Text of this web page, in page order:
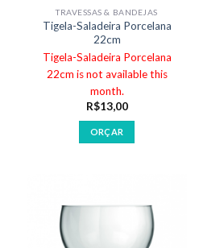
TRAVESSAS & BANDEJAS
Tigela-Saladeira Porcelana
22cm
Tigela-Saladeira Porcelana
22cm is not available this
month.
R$13,00
ORÇAR